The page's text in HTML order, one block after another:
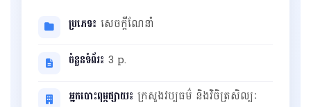
ប្រភេទ៖ សេចក្ដីណែនាំ
ចំនួនទំព័រ៖ 3 p.
អ្នកបោះពុម្ពផ្សាយ៖ ក្រសួងវប្បធម៌ និងវិចិត្រសិល្បៈ